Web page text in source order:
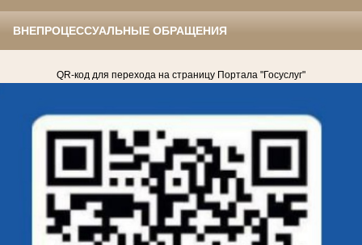
ВНЕПРОЦЕССУАЛЬНЫЕ ОБРАЩЕНИЯ
QR-код для перехода на страницу Портала "Госуслуг"